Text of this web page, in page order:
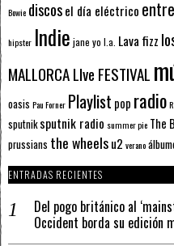
Bowie discosel día eléctrico
hipster Indie jane yo l.a. Lava fizz
MALLORCA LIve FESTIVAL
oasis Pau Forner Playlist pop radio
sputnik sputnik radio summer pie The
prussians the wheelsu2 verano
ENTRADAS RECIENTES
Del pogo británico al
Occident borda su edición